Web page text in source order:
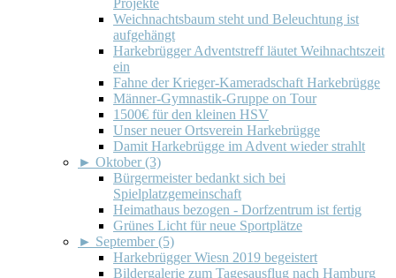
Projekte
Weichnachtsbaum steht und Beleuchtung ist
aufgehängt
Harkebrügger Adventstreff läutet Weihnachtszeit
ein
Fahne der Krieger-Kameradschaft Harkebrügge
Männer-Gymnastik-Gruppe on Tour
1500€ für den kleinen HSV
Unser neuer Ortsverein Harkebrügge
Damit Harkebrügge im Advent wieder strahlt
► Oktober (3)
Bürgermeister bedankt sich bei
Spielplatzgemeinschaft
Heimathaus bezogen - Dorfzentrum ist fertig
Grünes Licht für neue Sportplätze
► September (5)
Harkebrügger Wiesn 2019 begeistert
Bildergalerie zum Tagesausflug nach Hamburg